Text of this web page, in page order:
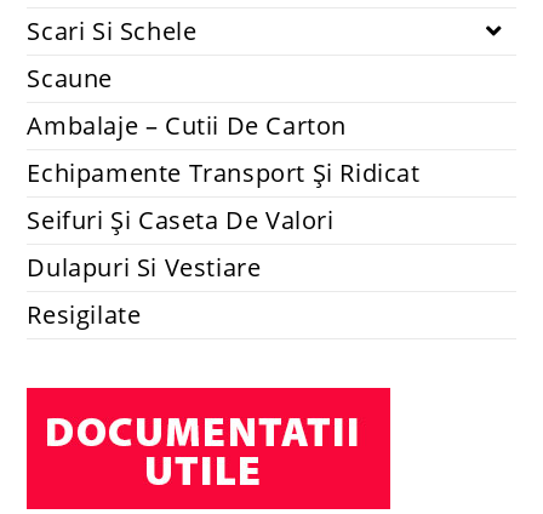
Scari Si Schele
Scaune
Ambalaje – Cutii De Carton
Echipamente Transport Și Ridicat
Seifuri Și Caseta De Valori
Dulapuri Si Vestiare
Resigilate